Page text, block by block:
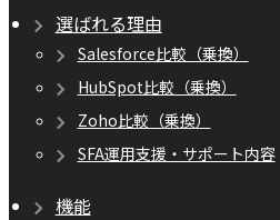
選ばれる理由
Salesforce比較（乗換）
HubSpot比較（乗換）
Zoho比較（乗換）
SFA運用支援・サポート内容
機能